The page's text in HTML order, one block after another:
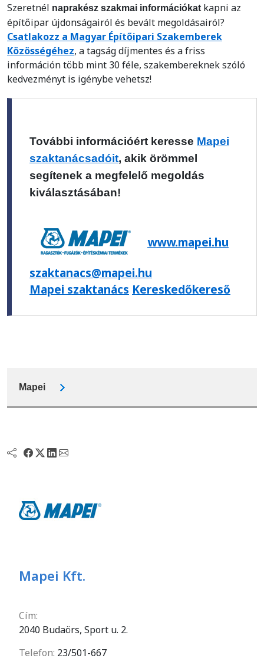
Szeretnél naprakész szakmai információkatkapni az
építőipar újdonságairól és bevált megoldásairól?
Csatlakozz a Magyar Építőipari Szakemberek
Közösségéhez, a tagság díjmentes és a friss
információn több mint 30 féle, szakembereknek szóló
kedvezményt is igénybe vehetsz!
További információért keresse Mapei
szaktanácsadóit, akik örömmel
segítenek a megfelelő megoldás
kiválasztásában!
www.mapei.hu
szaktanacs@mapei.hu
Mapei szaktanács Kereskedőkereső
Mapei
Mapei Kft.
Cím:
2040 Budaörs, Sport u. 2.
Telefon: 23/501-667